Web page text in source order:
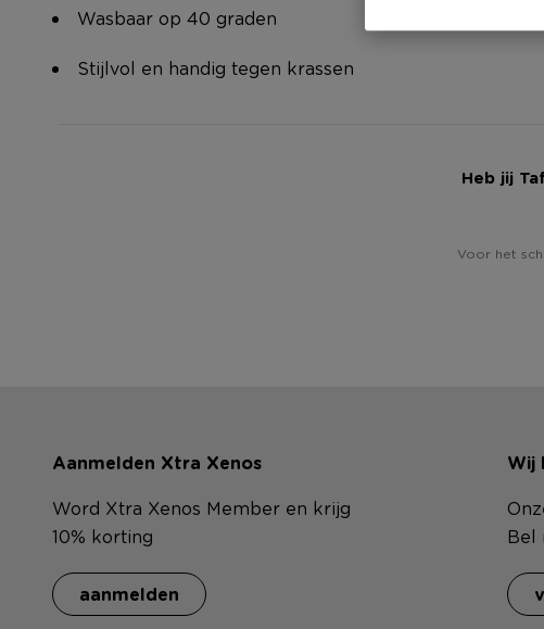
Wasbaar op 40 graden
Stijlvol en handig tegen krassen
Heb jij
Voor het
Aanmelden Xtra Xenos
Word Xtra Xenos Member en krijg
10% korting
aanmelden
Wij
Bel